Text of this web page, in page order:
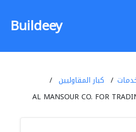
Buildeey
كبار المقاوليين
AL MANSOUR CO. FOR